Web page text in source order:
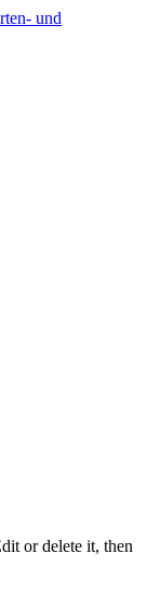
und
or delete it, then